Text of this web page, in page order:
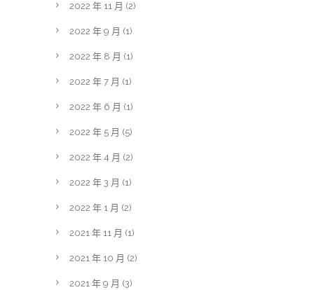
2022 年 11 月 (2)
2022 年 9 月 (1)
2022 年 8 月 (1)
2022 年 7 月 (1)
2022 年 6 月 (1)
2022 年 5 月 (5)
2022 年 4 月 (2)
2022 年 3 月 (1)
2022 年 1 月 (2)
2021 年 11 月 (1)
2021 年 10 月 (2)
2021 年 9 月 (3)